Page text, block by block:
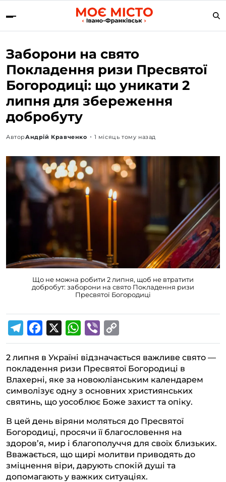
Заборони на свято
Покладення ризи Пресвятої
Богородиці: що уникати 2
липня для збереження
добробуту
АвторАндрій Кравченко 1 місяць тому назад
Що не можна робити 2 липня, щоб не втратити
добробут: заборони на свято Покладення ризи
Пресвятої Богородиці
e
l
e
g
r
a
m
a
c
e
b
o
o
k
W
h
a
t
s
A
p
p
i
b
e
r
o
p
y
L
i
n
k
2 липня в Україні відзначається важливе свято —
покладення ризи Пресвятої Богородиці в
Влахерні, яке за новоюліанським календарем
символізує одну з основних християнських
святинь, що уособлює Боже захист та опіку.
В цей день віряни моляться до Пресвятої
Богородиці, просячи її благословення на
здоров’я, мир і благополуччя для своїх близьких.
Вважається, що щирі молитви приводять до
зміцнення віри, дарують спокій душі та
допомагають у важких ситуаціях.